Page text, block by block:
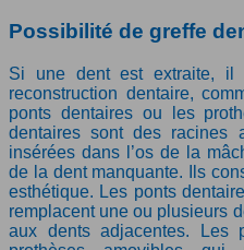
Possibilité de greffe
Si une dent est extraite, il
reconstruction dentaire,
ponts dentaires ou les
dentaires sont des racines
insérées dans l’os de la
de la dent manquante. Ils
esthétique. Les ponts
remplacent une ou plusieurs
aux dents adjacentes. Les